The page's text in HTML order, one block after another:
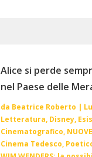
Alice si perde
nel Paese delle
da Beatrice Roberto |
Letteratura, Disney,
Cinematografico,
Cinema Tedesco,